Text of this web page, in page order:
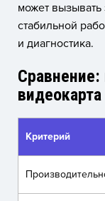
может
стабильной
и диагностика.
Сравнение:
видеокарта
Критерий